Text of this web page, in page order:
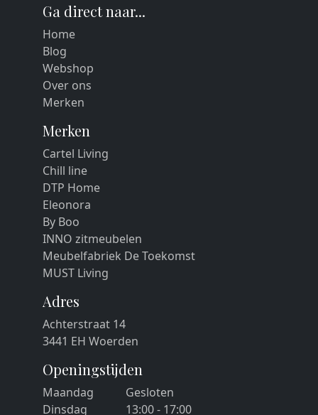
Ga direct naar...
Home
Blog
Webshop
Over ons
Merken
Merken
Cartel Living
Chill line
DTP Home
Eleonora
By Boo
INNO zitmeubelen
Meubelfabriek De Toekomst
MUST Living
Adres
Achterstraat 14
3441 EH Woerden
Openingstijden
Maandag
Gesloten
Dinsdag
13:00 - 17:00